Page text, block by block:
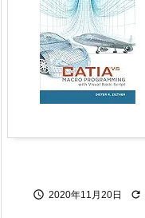
 2020年11月20日 